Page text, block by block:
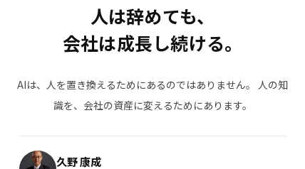
人は辞めても、
会社は成長し続ける。
AIは、人を置き換えるためにあるのではありません。
人の知
識を、会社の資産に変えるためにあります。
久野 康成